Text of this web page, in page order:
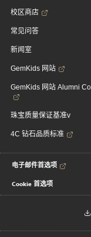
校区商店
常见问答
新闻室
GemKids 网站
GemKids 网站 Alumni
珠宝质量保证基准v
4C 钻石品质标准
电子邮件首选项
Cookie 首选项